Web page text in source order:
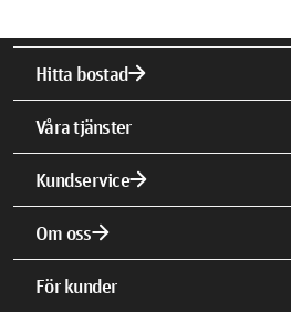
Hitta bostadarrow_forward
Våra tjänster
Kundservicearrow_forward
Om ossarrow_forward
För kunder